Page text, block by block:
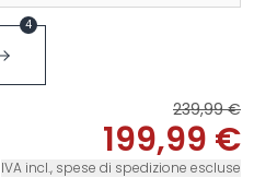
4
239,99 €
199,99 €
IVA incl., spese di spedizione escluse